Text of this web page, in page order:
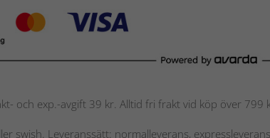
och exp.-avgift 39 kr. Alltid fri frakt vid köp över 799
swish. Leveranssätt: normalleverans,